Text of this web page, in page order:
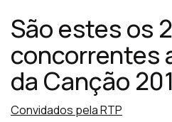
São estes os
concorrentes
da Canção
Convidados pela RTP